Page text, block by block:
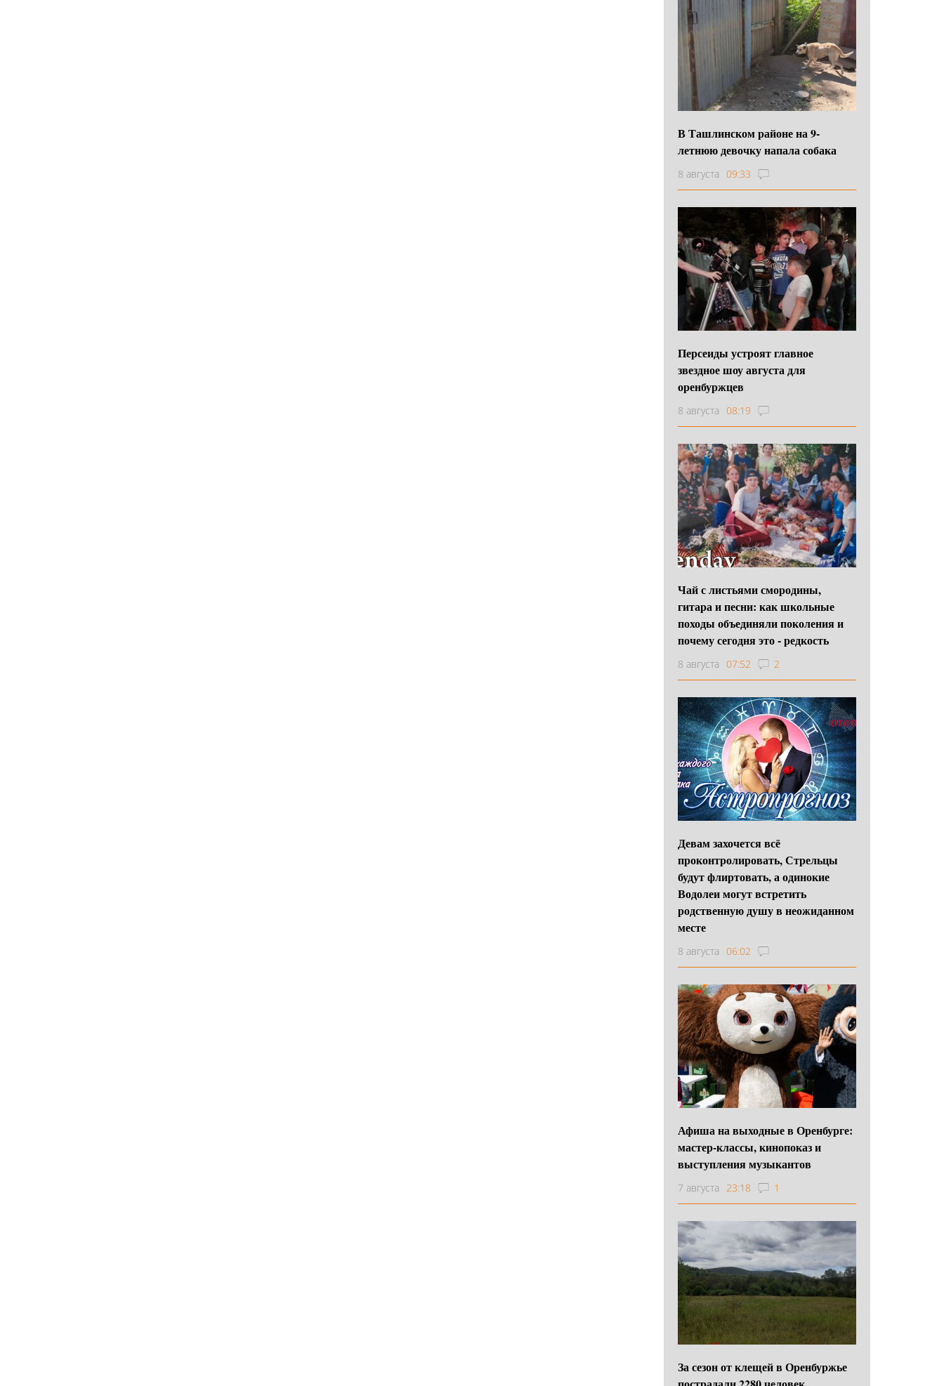
В Ташлинском районе на 9-
летнюю девочку напала собака
8 августа 09:33
Персеиды устроят главное
звездное шоу августа для
оренбуржцев
8 августа 08:19
Чай с листьями смородины,
гитара и песни: как школьные
походы объединяли поколения и
почему сегодня это - редкость
8 августа 07:52 2
Девам захочется всё
проконтролировать, Стрельцы
будут флиртовать, а одинокие
Водолеи могут встретить
родственную душу в неожиданном
месте
8 августа 06:02
Афиша на выходные в Оренбурге:
мастер-классы, кинопоказ и
выступления музыкантов
7 августа 23:18 1
За сезон от клещей в Оренбуржье